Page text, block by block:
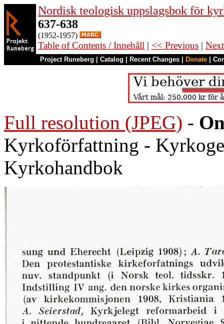
Nordisk teologisk uppslagsbok för
637-638
(1952-1957)
Table of Contents / Innehåll | << Previous |
Project Runeberg Catalog Recent Changes Donate
Full resolution (JPEG) -
Kyrkoförfattning -
Kyrkohandbok